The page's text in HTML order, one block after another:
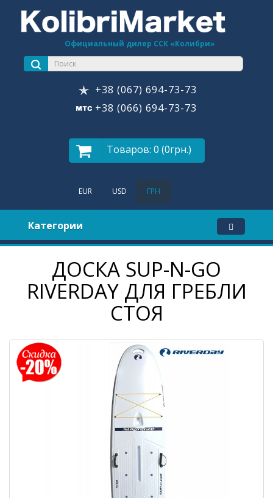
Официальный дилер ССК «Колибри»
+38 (067) 694-73-73
+38 (066) 694-73-73
Товаров: 0 (0грн.)
EUR USD ГРН
Категории
ДОСКА SUP-N-GO
RIVERDAY ДЛЯ ГРЕБЛИ
СТОЯ